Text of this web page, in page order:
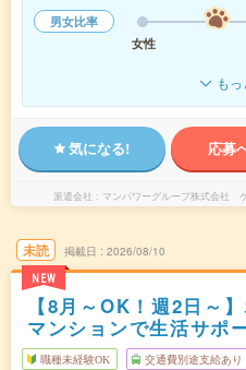
男女比率
女性
も
気になる! 応募
派遣会社 マンパワーグループ株式会社
未読
NEW
掲載日 2026/08/10
【8月～OK！週2日～
マンションで生活サポ
職種未経験OK 交通費別途支給あり